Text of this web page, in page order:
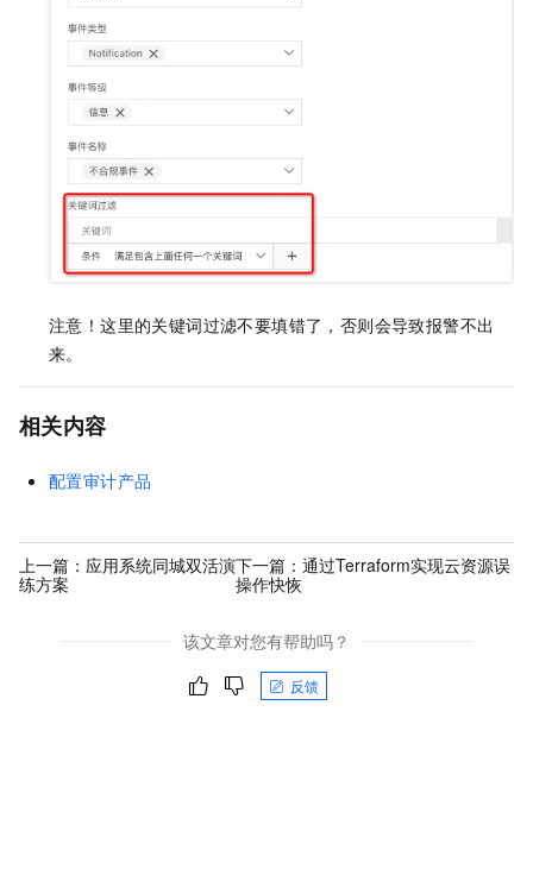
注意！这里的关键词过滤不要填错了，否则会导致报警不出
来。
相关内容
配置审计产品
上一篇： 应用系统同城双活演
练方案
下一篇：通过Terraform实现云资源误
操作快恢
该文章对您有帮助吗？
反馈